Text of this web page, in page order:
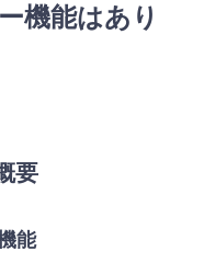
機能はあり
要
能